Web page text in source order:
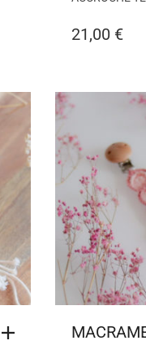
21,00 €